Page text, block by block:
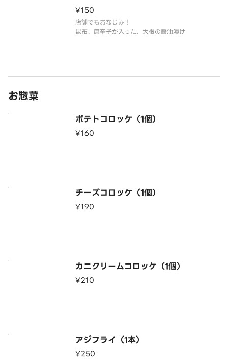
¥150
店舗でもおなじみ！
昆布、唐辛子が入った、大根の醤油漬け
お惣菜
ポテトコロッケ（1個）
¥160
チーズコロッケ（1個）
¥190
カニクリームコロッケ（1個）
¥210
アジフライ（1本）
¥250